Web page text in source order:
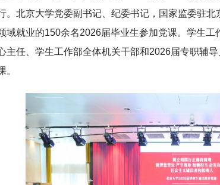
。北京大学党委副书记、纪委书记，国家监委驻
域就业的150余名2026届毕业生参加党课。学生工
主任、学生工作部全体机关干部和2026届专职辅
。